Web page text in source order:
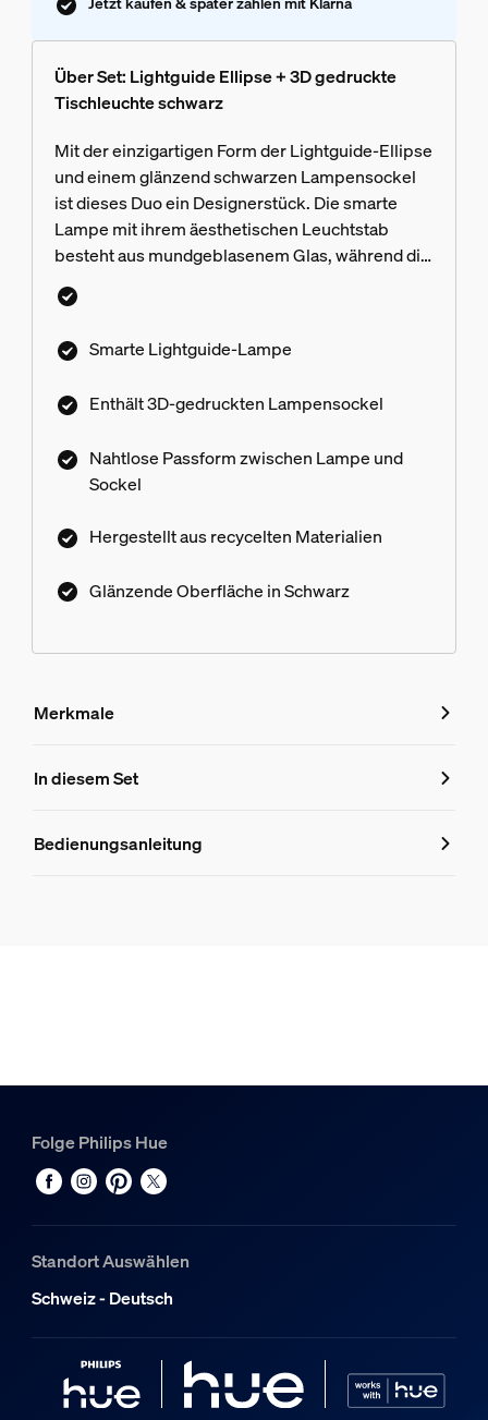
Über Set: Lightguide Ellipse + 3D gedruckte
Tischleuchte schwarz
Mit der einzigartigen Form der Lightguide-Ellipse
und einem glänzend schwarzen Lampensockel
ist dieses Duo ein Designerstück. Die smarte
Lampe mit ihrem äesthetischen Leuchtstab
besteht aus mundgeblasenem Glas, während die
Halterung im 3D-Druckverfahren aus biologisch-
zirkulären Materialien hergestellt wird und so
verbindet.
Smarte Lightguide-Lampe
Enthält 3D-gedruckten Lampensockel
Nahtlose Passform zwischen Lampe und
Sockel
Hergestellt aus recycelten Materialien
Glänzende Oberfläche in Schwarz
Merkmale
Merkmale
8719514871120
In diesem Set
Bedienungsanleitung
Folge Philips Hue
Standort Auswählen
Schweiz - Deutsch